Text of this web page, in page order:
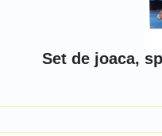
Set de joaca,